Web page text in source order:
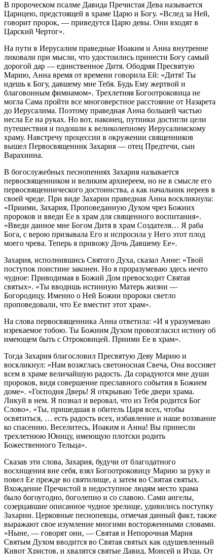
В пророческом псалме Давида Пречистая Дева называется
Царицею, предстоящей в храме Царю и Богу. «Вслед за Ней,
говорит пророк, — приведутся Царю девы. Они входят в
Царский Чертог».
На пути в Иерусалим праведные Иоаким и Анна внутренне
ликовали при мысли, что удостоились принести Богу самый
дорогой дар — единственное Дитя. Ободряя Пресвятую
Марию, Анна время от времени говорила Ей: «Дитя! Ты
идешь к Богу, давшему мне Тебя. Будь Ему жертвой и
благовонным фимиамом». Трехлетняя Богоотроковица не
могла Сама пройти все многоверстное расстояние от Назарета
до Иерусалима. Поэтому праведная Анна большей частью
несла Ее на руках. Но вот, наконец, путники достигли цели
путешествия и подошли к великолепному Иерусалимскому
храму. Навстречу процессии в окружении священников
вышел Первосвященник Захария — отец Предтечи, сын
Варахиина.
В богослужебных песнопениях Захария называется
первосвященником и великим архиереем, но не в смысле его
первосвященнического достоинства, а как начальник иереев в
своей чреде. При виде Захарии праведная Анна воскликнула:
«Приими, Захария, Проповеданную Духом чрез Божиих
пророков и введи Ее в храм для священного воспитания».
«Введи данное мне Богом Дитя в храм Создателя… Я раба
Бога, с верою призывала Его и испросила у Него этот плод
моего чрева. Теперь я привожу Дочь Давшему Ее».
Захария, исполнившись Святого Духа, сказал Анне: «Твой
поступок поистине законен. Но я проразумеваю здесь нечто
чудное: Приводимая в Божий Дом превосходит Святая
святых». «Ты вводишь истинную Матерь жизни —
Богородицу. Именно о Ней Божии пророки светло
проповедовали, что Ее вместит этот храм».
На слова первосвященника Анна ответила: «И я уразумеваю
изрекаемое тобою. Ты Божиим Духом провозгласил истину об
имеющем быть с Отроковицей. Приими Ее в храм».
Тогда Захария благословил Пресвятую Деву Марию и
воскликнул: «Нам возжглась светоносная Свеча, Она воссияет
всем в храме величайшую радость. Да сорадуются мне души
пророков, видя совершение преславного события в Божием
доме». «Господня Дверь! Я открываю Тебе двери храма.
Ликуй в нем. Я познал и веровал, что из Тебя родится Бог
Слово». «Ты, пришедшая в обитель Царя всех, чтобы
освятиться, … есть радость всех, избавление и наше воззвание
ко спасению. Веселитесь, Иоаким и Анна! Вы принесли
трехлетнюю Юницу, имеющую плотски родить
Божественного Тельца».
Сказав эти слова, Захария, будучи от благодатного
восхищения вне себя, взял Богоотроковицу Марию за руку и
повел Ее прежде во святилище, а затем во Святая святых.
Вхождение Пречистой в недоступное людям место храма
было богоугодно, боголепно и со славою. Сами ангелы,
созерцавшие описанное чудное зрелище, удивились поступку
Захарии. Церковные песнопевцы, отмечая данный факт, также
выражают свое изумление многими восторженными словами.
«Ныне, — гoворят они, — Святая и Непорочная Мария
Святым Духом вводится во Святая святых как одушевленный
Кивот Христов, и хвалятся святые Давид, Моисей и Иуда. От